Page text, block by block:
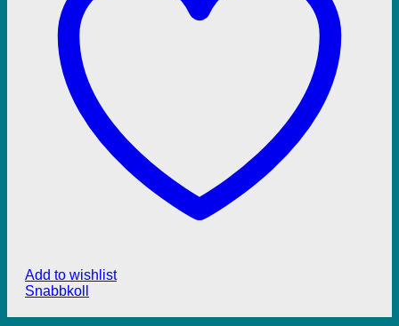
Add to wishlist
Snabbkoll